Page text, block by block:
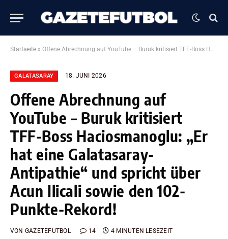
Startseite » Offene Abrechnung auf YouTube – Buruk kritisiert TFF-Boss Haciosmanoglu: „Er hat eine Galatasaray-Antipathie“ und spricht über Acun Ilicali sowie den 102-Punkte-Rekord!
GALATASARAY 18. JUNI 2026
Offene Abrechnung auf
YouTube – Buruk kritisiert
TFF-Boss Haciosmanoglu: „Er
hat eine Galatasaray-
Antipathie“ und spricht über
Acun Ilicali sowie den 102-
Punkte-Rekord!
VON GAZETEFUTBOL 14 4 MINUTEN LESEZEIT